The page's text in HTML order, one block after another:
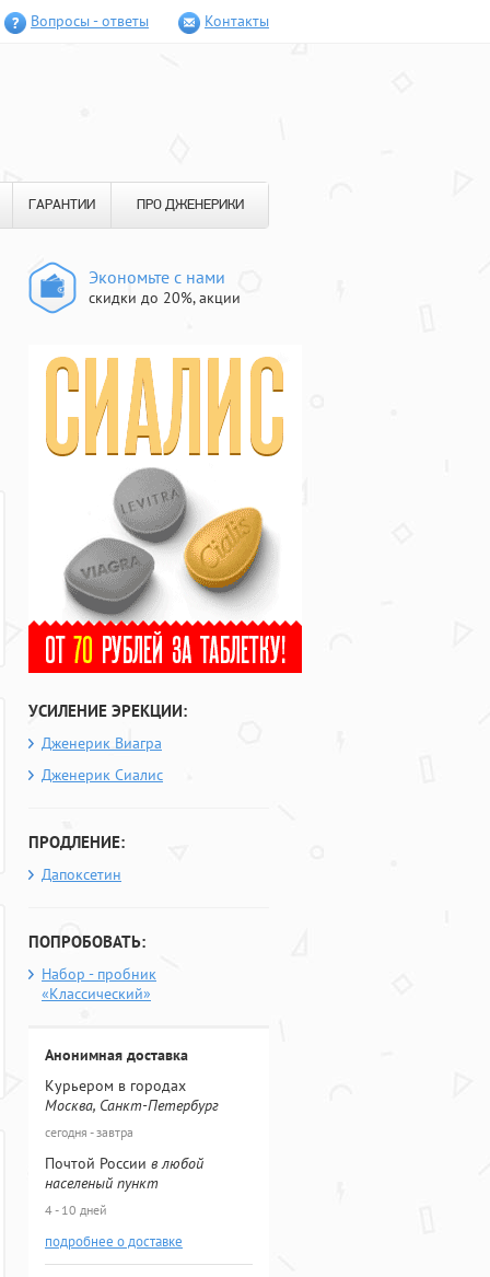
Вопросы - ответы Контакты
ГАРАНТИИ ПРО ДЖЕНЕРИКИ
Экономьте с нами
скидки до 20%, акции
УСИЛЕНИЕ ЭРЕКЦИИ:
Дженерик Виагра
Дженерик Сиалис
ПРОДЛЕНИЕ:
Дапоксетин
ПОПРОБОВАТЬ:
Набор - пробник
«Классический»
Анонимная доставка
Курьером в городах
Москва, Санкт-Петербург
сегодня - завтра
Почтой России в любой
населеный пункт
4 - 10 дней
подробнее о доставке